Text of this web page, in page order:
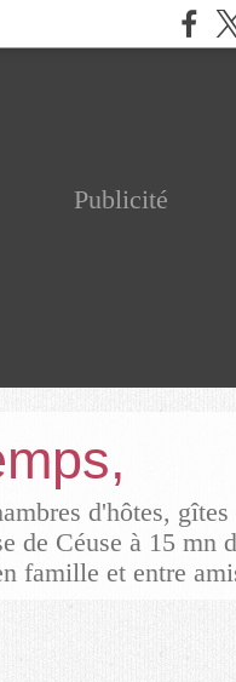
Publicité
d'hôtes,
de Céuse à 15 mn
famille et entre